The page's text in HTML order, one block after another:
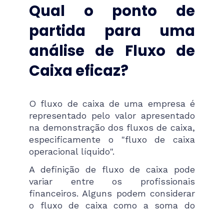
Qual o ponto de
partida para uma
análise de Fluxo de
Caixa eficaz?
O fluxo de caixa de uma empresa é
representado pelo valor apresentado
na demonstração dos fluxos de caixa,
especificamente o "fluxo de caixa
operacional líquido".
A definição de fluxo de caixa pode
variar entre os profissionais
financeiros. Alguns podem considerar
o fluxo de caixa como a soma do